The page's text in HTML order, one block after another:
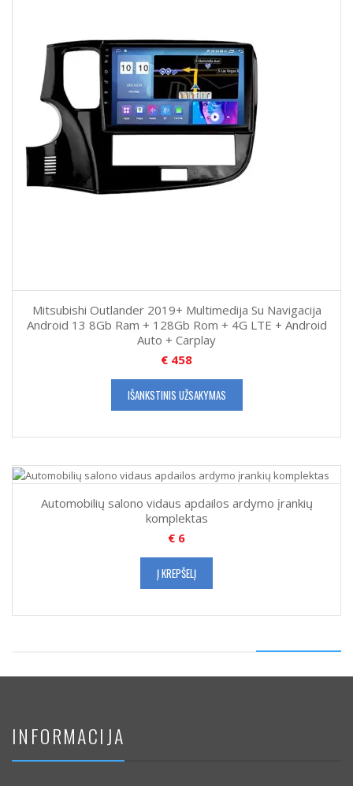
Mitsubishi Outlander 2019+ Multimedija Su Navigacija
Android 13 8Gb Ram + 128Gb Rom + 4G LTE + Android
Auto + Carplay
€ 458
IŠANKSTINIS UŽSAKYMAS
Automobilių salono vidaus apdailos ardymo įrankių
komplektas
€ 6
Į KREPŠELĮ
INFORMACIJA